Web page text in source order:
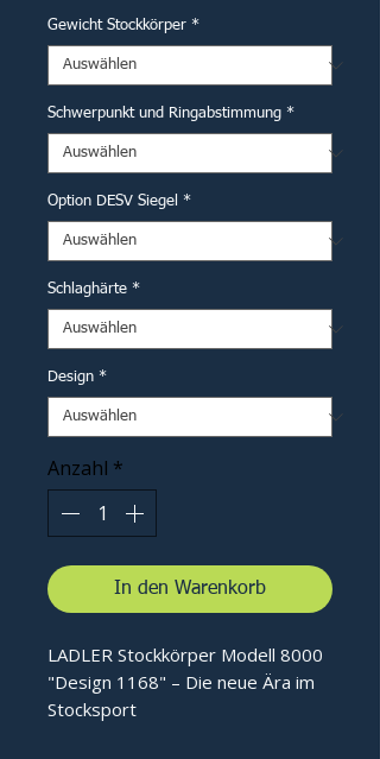
Gewicht Stockkörper *
Schwerpunkt und Ringabstimmung *
Option DESV Siegel *
Schlaghärte *
Design *
Anzahl *
In den Warenkorb
LADLER Stockkörper Modell 8000
"Design 1168" – Die neue Ära im
Stocksport